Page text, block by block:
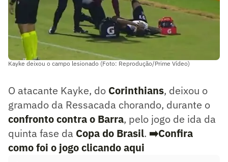
Kayke deixou o campo lesionado (Foto: Reprodução/Prime Vídeo)
O atacante Kayke, do Corinthians, deixou o
gramado da Ressacada chorando, durante o
confronto contra o Barra, pelo jogo de ida da
quinta fase da Copa do Brasil. ➡️Confira
como foi o jogo clicando aqui